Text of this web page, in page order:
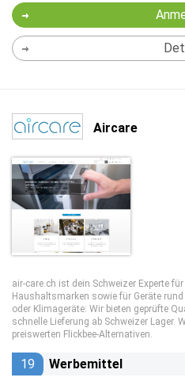
Aircare
air-care.ch ist dein Schweizer Experte
Haushaltsmarken sowie für Geräte
oder Klimageräte: Wir bieten geprüfte
schnelle Lieferung ab Schweizer Lager.
preiswerten Flickbee-Alternativen.
19 Werbemittel